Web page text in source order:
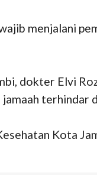
menjalani
dokter Elvi
Kota